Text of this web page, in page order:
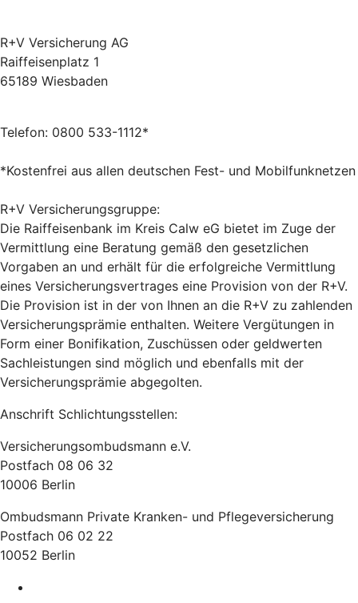
R+V Versicherung AG
Raiffeisenplatz 1
65189 Wiesbaden
Telefon: 0800 533-1112*
*Kostenfrei aus allen deutschen Fest- und Mobilfunknetzen
R+V Versicherungsgruppe:
Die Raiffeisenbank im Kreis Calw eG bietet im Zuge der
Vermittlung eine Beratung gemäß den gesetzlichen
Vorgaben an und erhält für die erfolgreiche Vermittlung
eines Versicherungsvertrages eine Provision von der R+V.
Die Provision ist in der von Ihnen an die R+V zu zahlenden
Versicherungsprämie enthalten. Weitere Vergütungen in
Form einer Bonifikation, Zuschüssen oder geldwerten
Sachleistungen sind möglich und ebenfalls mit der
Versicherungsprämie abgegolten.
Anschrift Schlichtungsstellen:
Versicherungsombudsmann e.V.
Postfach 08 06 32
10006 Berlin
Ombudsmann Private Kranken- und Pflegeversicherung
Postfach 06 02 22
10052 Berlin